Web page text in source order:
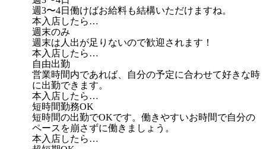
週3〜4日働けばお給料も結構いただけますね。
本入店したら…
週末のみ
週末は人出が足りないので歓迎されます！
本入店したら…
自由出勤
営業時間内であれば、自分の予定に合わせて好きな時
に出勤できます。
本入店したら…
短時間勤務OK
短時間の出勤でOKです。働きやすいお時間で自分の
ペースを崩さずに働きましょう。
本入店したら…